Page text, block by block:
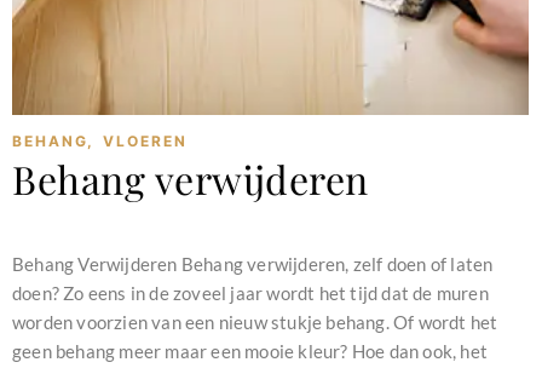
BEHANG, VLOEREN
Behang verwijderen
Behang Verwijderen Behang verwijderen, zelf doen of laten
doen? Zo eens in de zoveel jaar wordt het tijd dat de muren
worden voorzien van een nieuw stukje behang. Of wordt het
geen behang meer maar een mooie kleur? Hoe dan ook, het